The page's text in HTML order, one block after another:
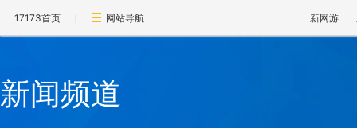
17173首页 网站导航 新网游
新闻频道